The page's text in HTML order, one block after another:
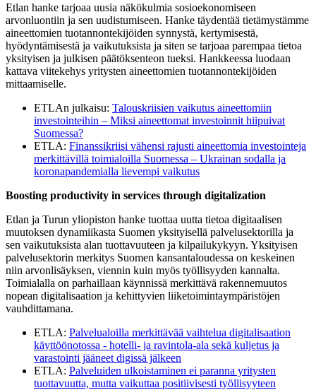
Etlan hanke tarjoaa uusia näkökulmia sosioekonomiseen
arvonluontiin ja sen uudistumiseen. Hanke täydentää tietämystämme
aineettomien tuotannontekijöiden synnystä, kertymisestä,
hyödyntämisestä ja vaikutuksista ja siten se tarjoaa parempaa tietoa
yksityisen ja julkisen päätöksenteon tueksi. Hankkeessa luodaan
kattava viitekehys yritysten aineettomien tuotannontekijöiden
mittaamiselle.
ETLAn julkaisu: Talouskriisien vaikutus aineettomiin
investointeihin – Miksi aineettomat investoinnit hiipuivat
Suomessa?
ETLA: Finanssikriisi vähensi rajusti aineettomia investointeja
merkittävillä toimialoilla Suomessa – Ukrainan sodalla ja
koronapandemialla lievempi vaikutus
Boosting productivity in services through digitalization
Etlan ja Turun yliopiston hanke tuottaa uutta tietoa digitaalisen
muutoksen dynamiikasta Suomen yksityisellä palvelusektorilla ja
sen vaikutuksista alan tuottavuuteen ja kilpailukykyyn. Yksityisen
palvelusektorin merkitys Suomen kansantaloudessa on keskeinen
niin arvonlisäyksen, viennin kuin myös työllisyyden kannalta.
Toimialalla on parhaillaan käynnissä merkittävä rakennemuutos
nopean digitalisaation ja kehittyvien liiketoimintaympäristöjen
vauhdittamana.
ETLA: Palvelualoilla merkittävää vaihtelua digitalisaation
käyttöönotossa - hotelli- ja ravintola-ala sekä kuljetus ja
varastointi jääneet digissä jälkeen
ETLA: Palveluiden ulkoistaminen ei paranna yritysten
tuottavuutta, mutta vaikuttaa positiivisesti työllisyyteen